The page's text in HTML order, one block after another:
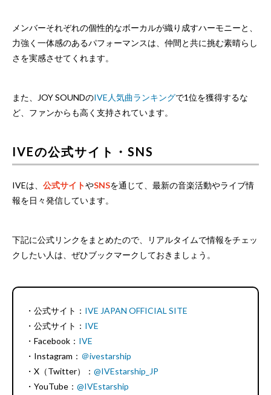
メンバーそれぞれの個性的なボーカルが織り成すハーモニーと、
力強く一体感のあるパフォーマンスは、仲間と共に挑む素晴らし
さを実感させてくれます。
また、JOY SOUNDのIVE人気曲ランキングで1位を獲得するな
ど、ファンからも高く支持されています。
IVEの公式サイト・SNS
IVEは、 公式サイトやSNSを通じて、最新の音楽活動やライブ情
報を日々発信しています。
下記に公式リンクをまとめたので、リアルタイムで情報をチェッ
クしたい人は、ぜひブックマークしておきましょう。
・公式サイト： IVE JAPAN OFFICIAL SITE
・公式サイト： IVE
・Facebook： IVE
・Instagram： ＠ivestarship
・X（Twitter）： @IVEstarship_JP
・YouTube： @IVEstarship